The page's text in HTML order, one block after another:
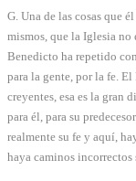
G. Una de las cosas que
mismos, que la Iglesia no
Benedicto ha repetido
para la gente, por la fe.
creyentes, esa es la gran
para él, para su
realmente su fe y aquí,
haya caminos incorrectos